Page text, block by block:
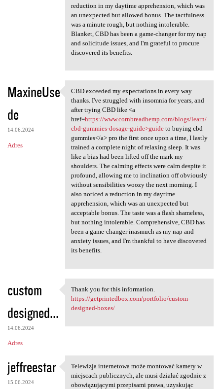
reduction in my daytime apprehension, which was
an unexpected but allowed bonus. The tactfulness
was a minute rough, but nothing intolerable.
Blanket, CBD has been a game-changer for my nap
and solicitude issues, and I'm grateful to procure
discovered its benefits.
MaxineUse
de
14.06.2024
Adres
CBD exceeded my expectations
CBD exceeded my expectations in every way
thanks. I've struggled with insomnia for years, and
after trying CBD like <a
href=https://www.cornbreadhemp.com/blogs/learn/
cbd-gummies-dosage-guide>guideto buying cbd
gummies</a> pro the first once upon a time, I lastly
trained a complete night of relaxing sleep. It was
like a bias had been lifted off the mark my
shoulders. The calming effects were calm despite it
profound, allowing me to inclination off obviously
without sensibilities woozy the next morning. I
also noticed a reduction in my daytime
apprehension, which was an unexpected but
acceptable bonus. The taste was a flash shameless,
but nothing intolerable. Comprehensive, CBD has
been a game-changer inasmuch as my nap and
anxiety issues, and I'm thankful to have discovered
its benefits.
custom
designed...
14.06.2024
Adres
Thank you for this
Thank you for this information.
https://getprintedbox.com/portfolio/custom-
designed-boxes/
jeffreestar
15.06.2024
Telewizja internetowa może
Telewizja internetowa może montować kamery w
miejscach publicznych, ale musi działać zgodnie z
obowiązującymi przepisami prawa, uzyskując